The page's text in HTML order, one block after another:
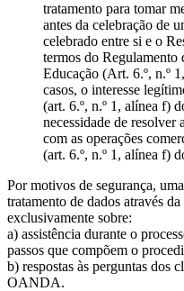
tratamento para tomar
antes da celebração de
celebrado entre si e o
termos do
Educação (Art. 6.º, n.º
casos, o interesse
(art. 6.º, n.º 1, alínea f)
necessidade de resolver
com as operações
(art. 6.º, n.º 1, alínea f)
Por motivos de segurança,
tratamento de dados através
exclusivamente sobre:
a) assistência durante o
passos que compõem o
b) respostas às perguntas dos
OANDA.